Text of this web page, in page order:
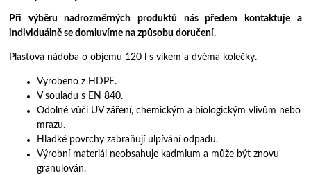
Při výběru nadrozměrných produktů nás předem kontaktuje a
individuálně se domluvíme na způsobu doručení.
Plastová nádoba o objemu 120 l s víkem a dvěma kolečky.
Vyrobeno z HDPE.
V souladu s EN 840.
Odolné vůči UV záření, chemickým a biologickým vlivům nebo
mrazu.
Hladké povrchy zabraňují ulpívání odpadu.
Výrobní materiál neobsahuje kadmium a může být znovu
granulován.